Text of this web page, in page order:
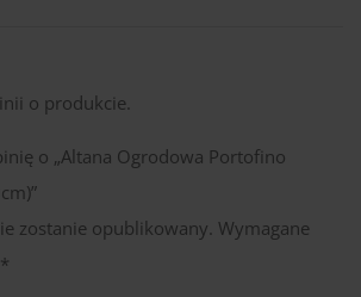
o produkcie.
o „Altana Ogrodowa Portofino
zostanie opublikowany. Wymagane
*